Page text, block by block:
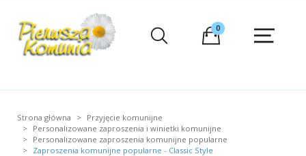
0
Strona główna
Przyjęcie komunijne
Personalizowane zaproszenia i winietki komunijne
Personalizowane zaproszenia komunijne popularne
Zaproszenia komunijne popularne - Classic Style